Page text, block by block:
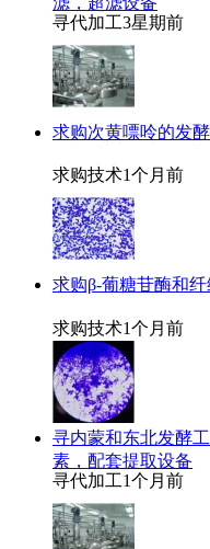
寻代加工3星期前
求购次黄嘌呤的发
求购技术1个月前
求购β-葡糖苷酶和
求购技术1个月前
寻内蒙和东北发酵
素，配套提取设备
寻代加工1个月前